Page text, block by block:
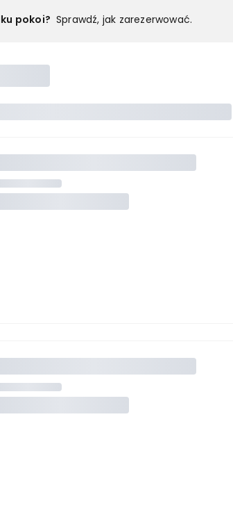
pokoi? Sprawdź, jak zarezerwować.
zarezerwuj ją. Zrób oddzielne rezerwacje dla każdego
złożyć zamówienie u naszego doradcy.